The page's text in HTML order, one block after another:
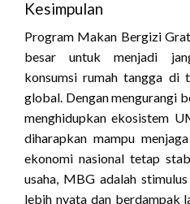
Kesimpulan
Program Makan Bergizi
besar untuk menjadi
konsumsi rumah tangga di
global. Dengan mengurangi
menghidupkan ekosistem
diharapkan mampu
ekonomi nasional tetap
usaha, MBG adalah
lebih nyata dan berdampak